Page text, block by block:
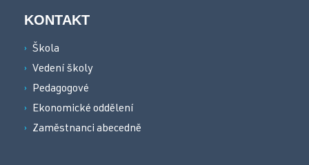
KONTAKT
Škola
Vedení školy
Pedagogové
Ekonomické oddělení
Zaměstnanci abecedně